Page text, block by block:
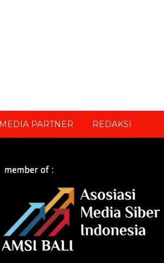
MEDIA PARTNER REDAKSI